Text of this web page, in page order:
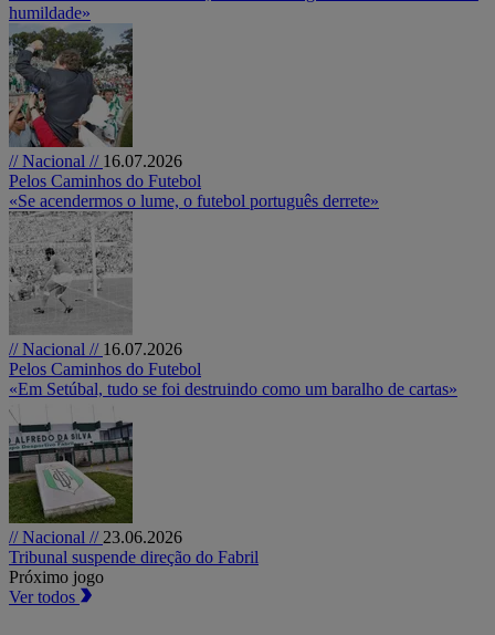
humildade»
// Nacional // 16.07.2026
Pelos Caminhos do Futebol
«Se acendermos o lume, o futebol português derrete»
// Nacional // 16.07.2026
Pelos Caminhos do Futebol
«Em Setúbal, tudo se foi destruindo como um baralho de cartas»
// Nacional // 23.06.2026
Tribunal suspende direção do Fabril
Próximo jogo
Ver todos